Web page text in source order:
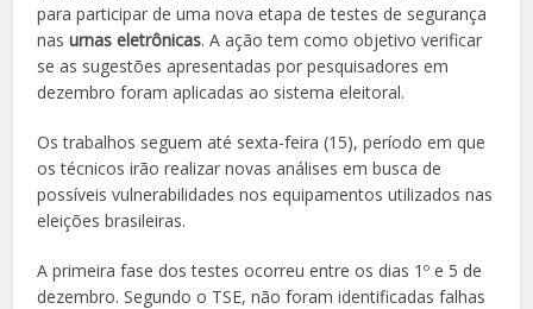
para participar de uma nova etapa de testes de segurança
nasurnas eletrônicas. A ação tem como objetivo verificar
se as sugestões apresentadas por pesquisadores em
dezembro foram aplicadas ao sistema eleitoral.
Os trabalhos seguem até sexta-feira (15), período em que
os técnicos irão realizar novas análises em busca de
possíveis vulnerabilidades nos equipamentos utilizados nas
eleições brasileiras.
A primeira fase dos testes ocorreu entre os dias 1º e 5 de
dezembro. Segundo o TSE, não foram identificadas falhas